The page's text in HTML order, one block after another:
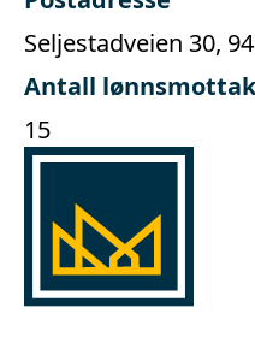
Seljestadveien 30,
Antall
15